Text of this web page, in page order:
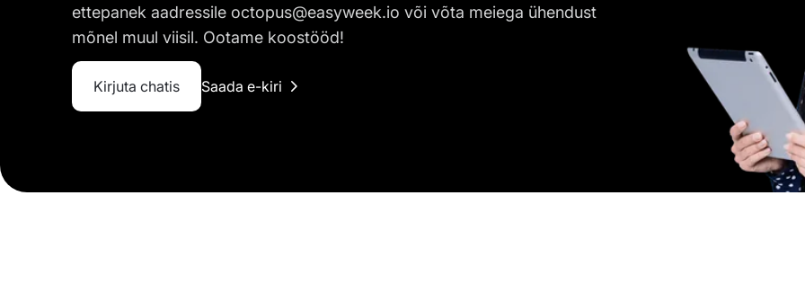
ettepanek aadressile octopus@easyweek.io või võta meiega ühendust
mõnel muul viisil. Ootame koostööd!
Kirjuta chatis Saada e-kiri